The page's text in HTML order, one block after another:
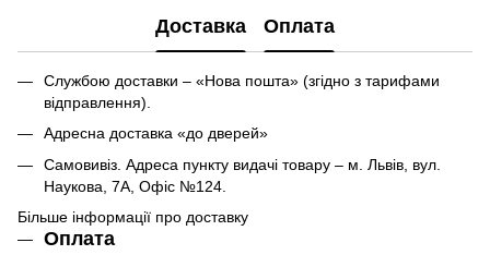
Доставка Оплата
Службою доставки – «Нова пошта» (згідно з тарифами
відправлення).
Адресна доставка «до дверей»
Самовивіз. Адреса пункту видачі товару – м. Львів, вул.
Наукова, 7А, Офіс №124.
Більше інформації про доставку
Оплата